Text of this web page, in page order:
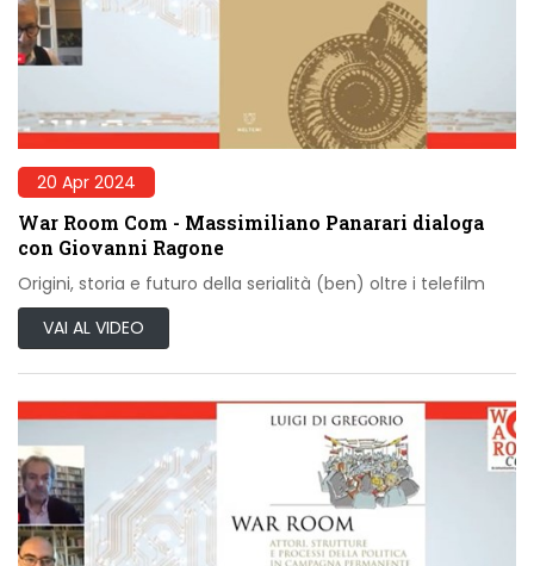
20 Apr 2024
War Room Com - Massimiliano Panarari dialoga
con Giovanni Ragone
Origini, storia e futuro della serialità (ben) oltre i telefilm
VAI AL VIDEO